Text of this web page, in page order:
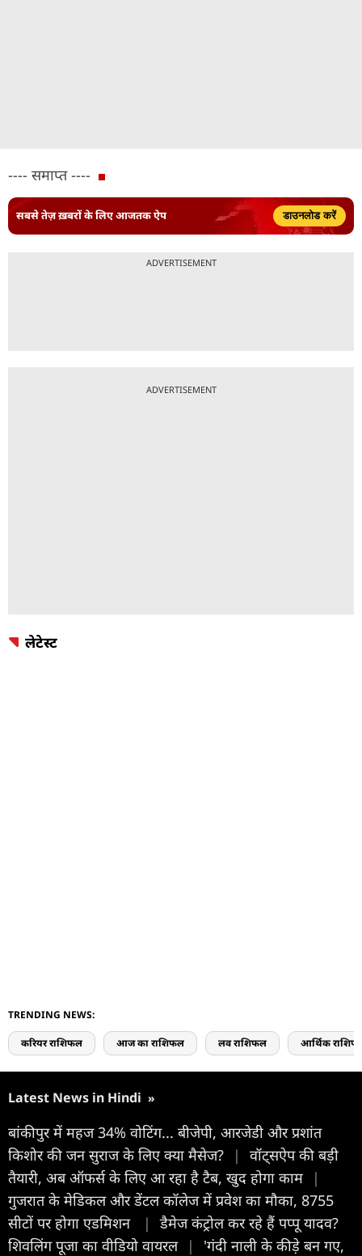
---- समाप्त ----
सबसे तेज़ ख़बरों के लिए आजतक ऐप डाउनलोड करें
ADVERTISEMENT
ADVERTISEMENT
लेटेस्ट
TRENDING NEWS:
करियर राशिफल आज का राशिफल लव राशिफल आर्थिक
Latest News in Hindi »
बांकीपुर में महज 34% वोटिंग... बीजेपी, आरजेडी और प्रशांत
किशोर की जन सुराज के लिए क्या मैसेज?
|
वॉट्सऐप की बड़ी
तैयारी, अब ऑफर्स के लिए आ रहा है टैब, खुद होगा काम
|
गुजरात के मेडिकल और डेंटल कॉलेज में प्रवेश का मौका, 8755
सीटों पर होगा एडमिशन
|
डैमेज कंट्रोल कर रहे हैं पप्पू यादव?
शिवलिंग पूजा का वीडियो वायरल |
'गंदी नाली के कीड़े बन गए,